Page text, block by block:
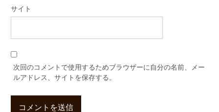
サイト
次回のコメントで使用するためブラウザーに自分の名前、メー
ルアドレス、サイトを保存する。